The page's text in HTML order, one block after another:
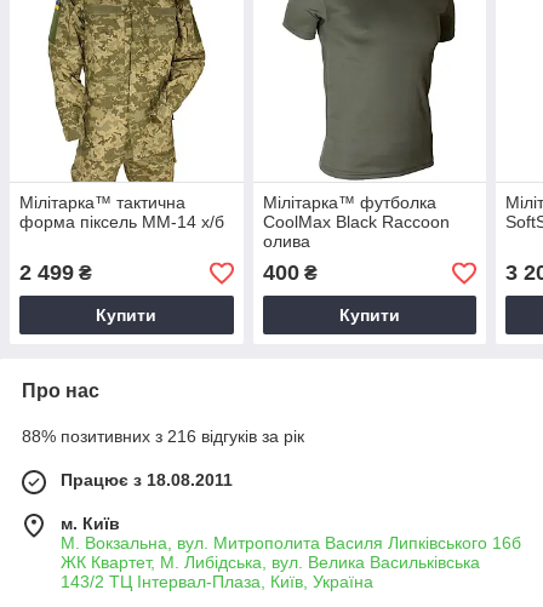
Мілітарка™ тактична
форма піксель ММ-14 х/б
2 499 ₴
Купити
Мілітарка™ футболка
CoolMax Black Raccoon
олива
400₴
Купити
3
Про нас
88% позитивних з 216 відгуків за рік
Працює з 18.08.2011
м. Київ
М. Вокзальна, вул. Митрополита Василя Липківського 16б
ЖК Квартет, М. Либідська, вул. Велика Васильківська
143/2 ТЦ Інтервал-Плаза, Київ, Україна